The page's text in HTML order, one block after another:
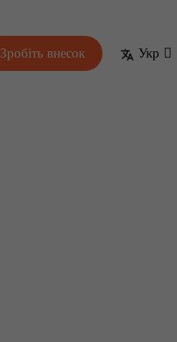
Укр
Зробіть внесок